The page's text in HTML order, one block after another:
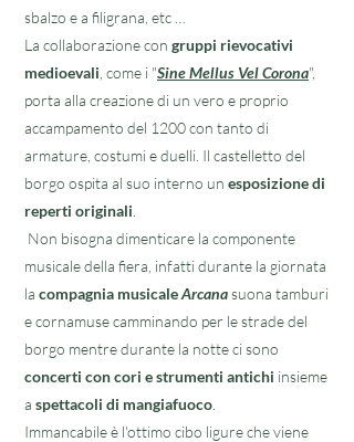
sbalzo e a filigrana, etc …
La collaborazione con gruppi rievocativi
medioevali , come i "Sine Mellus Vel Corona",
porta alla creazione di un vero e proprio
accampamento del 1200 con tanto di
armature, costumi e duelli. Il castelletto del
borgo ospita al suo interno un esposizione di
reperti originali
Non bisogna dimenticare la componente
musicale della fiera, infatti durante la giornata
la compagnia musicaleArcanasuona tamburi
e cornamuse camminando per le strade del
borgo mentre durante la notte ci sono
concerti con cori e strumenti antichi insieme
a spettacoli di mangiafuoco
Immancabile è l'ottimo cibo ligure che viene